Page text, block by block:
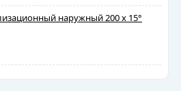
наружный 200 х 15°